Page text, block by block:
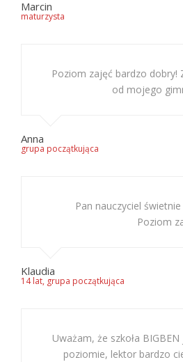
Marcin
maturzysta
Poziom zajęć bardzo dobry!
od mojego
Anna
grupa początkująca
Pan nauczyciel
Poziom
Klaudia
14 lat, grupa początkująca
Uważam, że szkoła
poziomie, lektor bardzo